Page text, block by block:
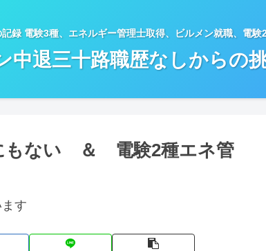
録 電験3種、エネルギー管理士取得、ビルメン就職、電
中退三十路職歴なしからの
もない ＆ 電験2種エネ管
す